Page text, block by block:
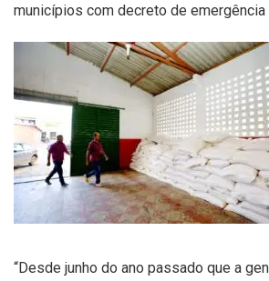
municípios com decreto de emergência
“Desde junho do ano passado que a